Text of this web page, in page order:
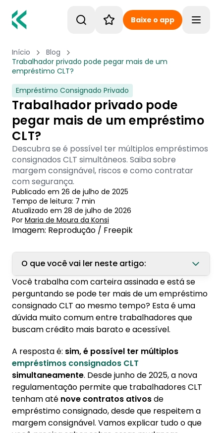
Baixe o app
Início
Blog
Trabalhador privado pode pegar mais de um
empréstimo CLT?
Empréstimo Consignado Privado
Trabalhador privado pode
pegar mais de um empréstimo
CLT?
Descubra se é possível ter múltiplos empréstimos
consignados CLT simultâneos. Saiba sobre
margem consignável, riscos e como contratar
com segurança.
Publicado em 26 de julho de 2025
Tempo de leitura: 7 min
Atualizado em 28 de julho de 2026
Por Maria de Moura da Konsi
Imagem: Reprodução / Freepik
O que você vai ler neste artigo:
1. O que é o empréstimo consignado CLT e
como ele funciona para o trabalhador?
1.1. Quem pode contratar empréstimo
consignado CLT?
1.2. Principais vantagens do consignado CLT:
2. É possível ter mais de um consignado CLT
ao mesmo tempo?
2.1. Exemplos práticos:
3. Margem consignável: entenda o cálculo do
limite para seus empréstimos
Você trabalha com carteira assinada e está se
perguntando se pode ter mais de um empréstimo
consignado CLT ao mesmo tempo? Esta é uma
dúvida muito comum entre trabalhadores que
buscam crédito mais barato e acessível.
A resposta é: sim, é possível ter múltiplos
empréstimos consignados CLT
simultaneamente. Desde junho de 2025, a nova
regulamentação permite que trabalhadores CLT
tenham até nove contratos ativosde
empréstimo consignado, desde que respeitem a
margem consignável. Vamos explicar tudo o que